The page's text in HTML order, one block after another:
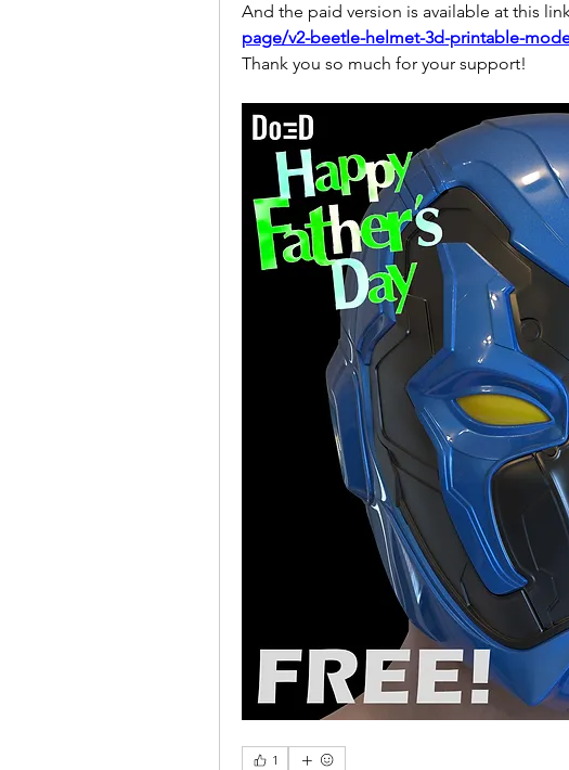
And the paid version is available at this
page/v2-beetle-helmet-3d-printable-
Thank you so much for your support!
1